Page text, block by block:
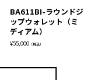
BA611BI-ラウンドジ
ップウォレット（ミ
ディアム）
¥55,000 （税込）